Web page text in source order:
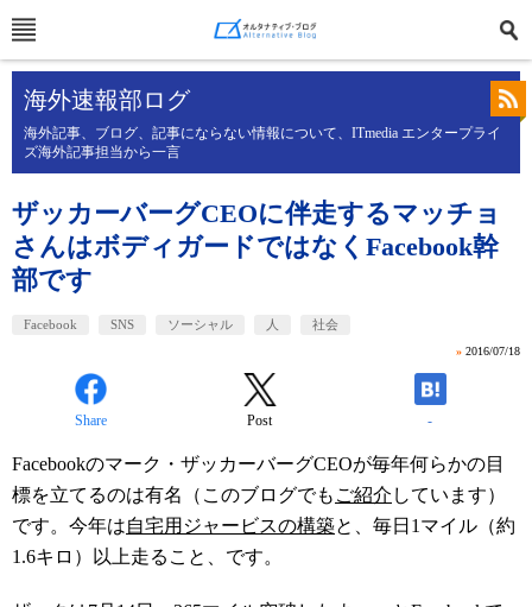
海外速報部ログ
海外記事、ブログ、記事にならない情報について、ITmedia エンタープライ
ズ海外記事担当から一言
ザッカーバーグCEOに伴走するマッチョ
さんはボディガードではなくFacebook幹
部です
Facebook SNS ソーシャル 人 社会
» 2016/07/18
Share Post -
Facebookのマーク・ザッカーバーグCEOが毎年何らかの目
標を立てるのは有名（このブログでも ご紹介 しています）
です。今年は自宅用ジャービスの構築と、毎日1マイル（約
1.6キロ）以上走ること、です。